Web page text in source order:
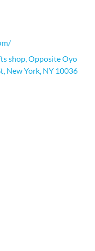
shop, Opposite Oyo
New York, NY 10036